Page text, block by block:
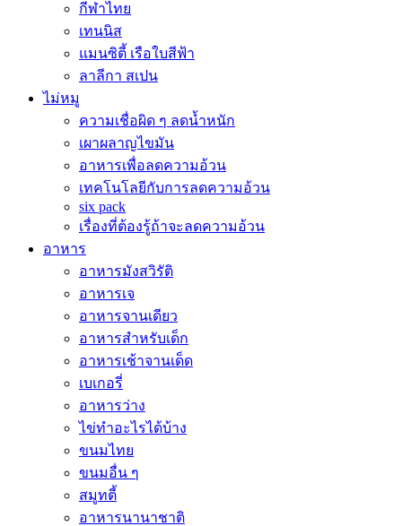
กีฬาไทย
เทนนิส
แมนซิตี้ เรือใบสีฟ้า
ลาลีกา สเปน
ไม่หมู
ความเชื่อผิด ๆ ลดน้ำหนัก
เผาผลาญไขมัน
อาหารเพื่อลดความอ้วน
เทคโนโลยีกับการลดความอ้วน
six pack
เรื่องที่ต้องรู้ถ้าจะลดความอ้วน
อาหาร
อาหารมังสวิรัติ
อาหารเจ
อาหารจานเดียว
อาหารสำหรับเด็ก
อาหารเช้าจานเด็ด
เบเกอรี่
อาหารว่าง
ไข่ทำอะไรได้บ้าง
ขนมไทย
ขนมอื่น ๆ
สมูทตี้
อาหารนานาชาติ